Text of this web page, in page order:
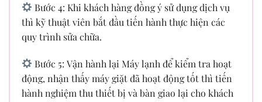
Bước 4: Khi khách hàng đồng ý sử dụng dịch vụ
thì kỹ thuật viên bắt đầu tiến hành thực hiện các
quy trình sửa chữa.
Bước 5: Vận hành lại Máy lạnh để kiểm tra hoạt
động, nhận thấy máy giặt đã hoạt động tốt thì tiến
hành nghiệm thu thiết bị và bàn giao lại cho khách